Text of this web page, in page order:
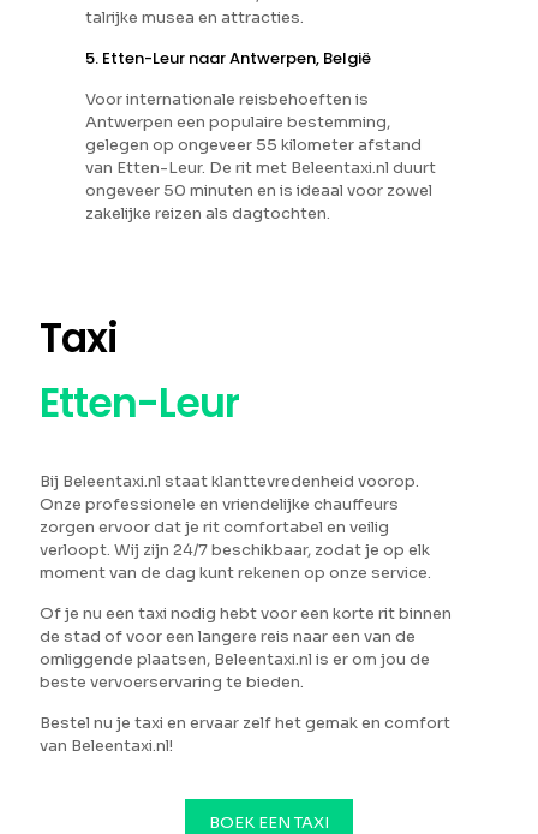
talrijke musea en attracties.
5. Etten-Leur naar Antwerpen, België
Voor internationale reisbehoeften is
Antwerpen een populaire bestemming,
gelegen op ongeveer 55 kilometer afstand
van Etten-Leur. De rit met Beleentaxi.nl duurt
ongeveer 50 minuten en is ideaal voor zowel
zakelijke reizen als dagtochten.
Taxi
Etten-Leur
Bij Beleentaxi.nl staat klanttevredenheid voorop.
Onze professionele en vriendelijke chauffeurs
zorgen ervoor dat je rit comfortabel en veilig
verloopt. Wij zijn 24/7 beschikbaar, zodat je op elk
moment van de dag kunt rekenen op onze service.
Of je nu een taxi nodig hebt voor een korte rit binnen
de stad of voor een langere reis naar een van de
omliggende plaatsen, Beleentaxi.nl is er om jou de
beste vervoerservaring te bieden.
Bestel nu je taxi en ervaar zelf het gemak en comfort
van Beleentaxi.nl!
BOEK EEN TAXI